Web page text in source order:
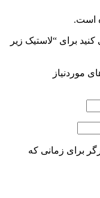
است.
برای “لاستیک زیر
موردنیاز
برای زمانی که